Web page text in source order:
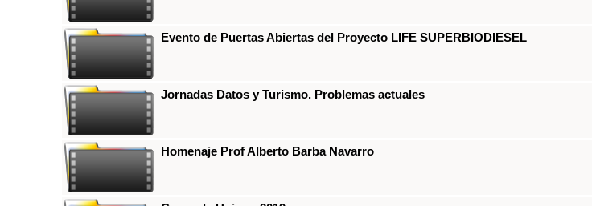
Evento de Puertas Abiertas del Proyecto LIFE SUPERBIODIESEL
Jornadas Datos y Turismo. Problemas actuales
Homenaje Prof Alberto Barba Navarro